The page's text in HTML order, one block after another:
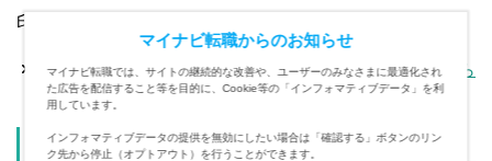
印象を与えましょう！
さまざまな履歴書テンプレートのダウンロードはこちら
応募書類作成に今すぐ役立つ！
マイナビ転職からのお知らせ
マイナビ転職では、サイトの継続的な改善や、ユーザーのみなさまに最適化され
た広告を配信すること等を目的に、Cookie等の「インフォマティブデータ」を利
用しています。
インフォマティブデータの提供を無効にしたい場合は「確認する」ボタンのリン
ク先から停止（オプトアウト）を行うことができます。